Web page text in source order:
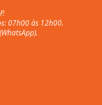
07h00 às 12h00.